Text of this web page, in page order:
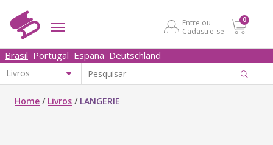
Entre ou
Cadastre-se
0
Brasil Portugal España Deutschland
Home / Livros / LANGERIE